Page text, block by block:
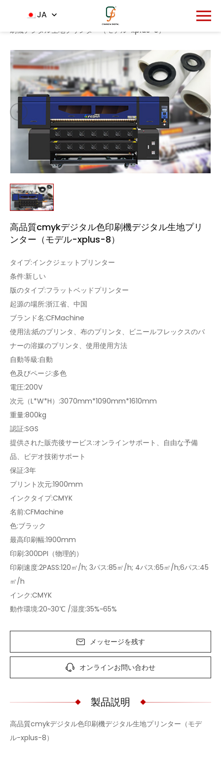
JA
ホーム 製品 プリンター -
高品質cmykデジタル色印
刷機デジタル生地プリンター（モデル-xplus-8）
高品質cmykデジタル色印刷機デジタル生地プリ
ンター（モデル-xplus-8）
タイプ:インクジェットプリンター
条件:新しい
版のタイプ:フラットベッドプリンター
起源の場所:浙江省、中国
ブランド名:CFMachine
使用法:紙のプリンタ、布のプリンタ、ビニールフレックスのバ
ナーの溶媒のプリンタ、使用使用方法
自動等級:自動
色及びページ:多色
電圧:200V
次元（L*W*H）:3070mm*1090mm*1610mm
重量:800kg
認証:SGS
提供された販売後サービス:オンラインサポート、自由な予備
品、ビデオ技術サポート
保証:3年
プリント次元:1900mm
インクタイプ:CMYK
名前:CFMachine
色:ブラック
最高印刷幅:1900mm
印刷:300DPI（物理的）
印刷速度:2PASS:120㎡/h; 3パス:85㎡/h; 4パス:65㎡/h;6パス:45
㎡/h
インク:CMYK
動作環境:20~30℃ /湿度:35%~65%
メッセージを残す
オンラインお問い合わせ
製品説明
高品質cmykデジタル色印刷機デジタル生地プリンター（モデ
ル-xplus-8）